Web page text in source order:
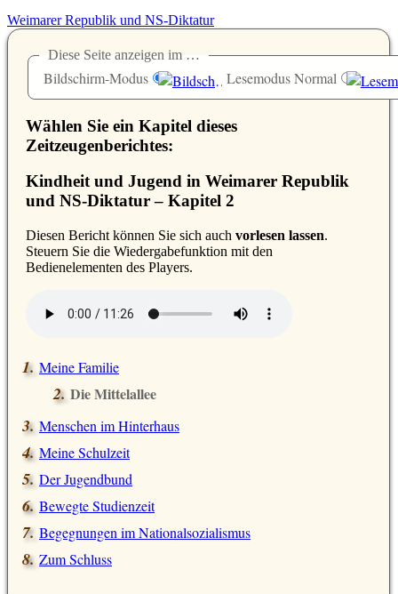
Weimarer Republik und NS-Diktatur
Diese Seite anzeigen im …
Bildschirm-Modus Lesemodus Normal
Wählen Sie ein Kapitel dieses
Zeitzeugenberichtes:
Kindheit und Jugend in Weimarer Republik
und NS-Diktatur – Kapitel 2
Diesen Bericht können Sie sich auch vorlesen lassen.
Steuern Sie die Wiedergabefunktion mit den
Bedienelementen des Players.
Meine Familie
Die Mittelallee
Menschen im Hinterhaus
Meine Schulzeit
Der Jugendbund
Bewegte Studienzeit
Begegnungen im Nationalsozialismus
Zum Schluss